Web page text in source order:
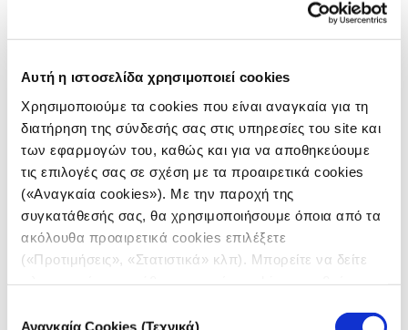
Αυτή η ιστοσελίδα χρησιμοποιεί cookies
Χρησιμοποιούμε τα cookies που είναι αναγκαία για τη
διατήρηση της σύνδεσής σας στις υπηρεσίες του site και
των εφαρμογών του, καθώς και για να αποθηκεύουμε
τις επιλογές σας σε σχέση με τα προαιρετικά cookies
(«Αναγκαία cookies»). Με την παροχή της
συγκατάθεσής σας, θα χρησιμοποιήσουμε όποια από τα
ακόλουθα προαιρετικά cookies επιλέξετε
(«Προτιμήσεις», «Στατιστικά» κλπ). Μπορείτε να δείτε
Αναγκαία Cookies (Τεχνικά)
Χρήστος Κισσούδης, Πρόεδρος Κοινότητας
Το ηχητικό ντοκιμαντέρ
Ο δημοσιογράφος Απόστολος Στάικος και ο
ηχολήπτης Γιωργής Σαραντινός έκαναν ένα
οδοιπορικό στα χωριά του βόρειου Έβρου,
προσπαθώντας να κατανοήσουν πώς είναι η ζωή πίσω
από τον φράχτη. Όταν πέφτουν τα φώτα της
δημοσιότητας και μένουν τα προβλήματα της
δημογραφικής κατάρρευσης, της εγκατάλειψης, της
ανεργίας και της έλλειψης ευκαιριών. Παράλληλα,
όμως, γνώρισαν και τους ακρίτες κατοίκους. Μπήκαν